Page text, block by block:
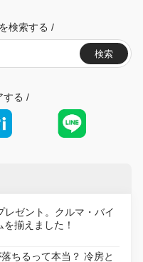
検索する /
検索
する /
ゼント。クルマ・バイ
揃えました！
ちるって本当？ 冷房と